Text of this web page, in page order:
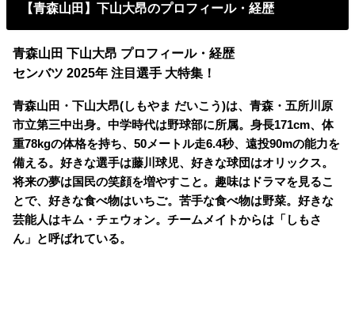
【青森山田】下山大昂のプロフィール・経歴
青森山田 下山大昂 プロフィール・経歴
センバツ 2025年 注目選手 大特集！
青森山田・下山大昂(しもやま だいこう)は、青森・五所川原
市立第三中出身。中学時代は野球部に所属。身長171cm、体
重78kgの体格を持ち、50メートル走6.4秒、遠投90mの能力を
備える。好きな選手は藤川球児、好きな球団はオリックス。
将来の夢は国民の笑顔を増やすこと。趣味はドラマを見るこ
とで、好きな食べ物はいちご。苦手な食べ物は野菜。好きな
芸能人はキム・チェウォン。チームメイトからは「しもさ
ん」と呼ばれている。